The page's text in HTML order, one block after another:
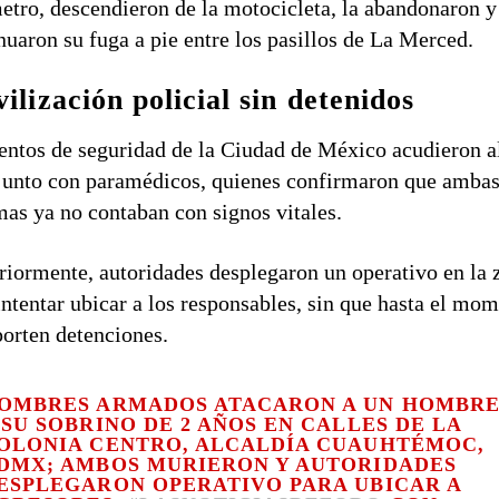
descendieron de la motocicleta, la abandonaron y
su fuga a pie entre los pasillos de La Merced.
policial sin detenidos
de seguridad de la Ciudad de México acudieron
con paramédicos, quienes confirmaron que ambas
ya no contaban con signos vitales.
autoridades desplegaron un operativo en la
ubicar a los responsables, sin que hasta el
detenciones.
ARMADOS ATACARON A UN HOMBRE
SOBRINO DE 2 AÑOS EN CALLES DE LA
CENTRO, ALCALDÍA CUAUHTÉMOC,
AMBOS MURIERON Y AUTORIDADES
OPERATIVO PARA UBICAR A